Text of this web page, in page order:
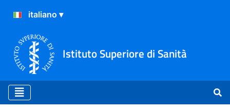
Istituto Superiore di Sanità